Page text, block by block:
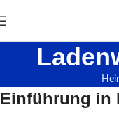
Einführung in